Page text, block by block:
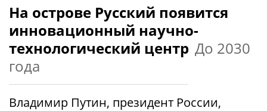
На острове Русский появится
инновационный научно-
технологический центр До 2030
года
Владимир Путин, президент России,